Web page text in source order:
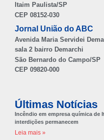
Itaim Paulista/SP
CEP 08152-030
Jornal União do ABC
Avenida Maria Servidei
sala 2 bairro Demarchi
São Bernardo do Campo/SP
CEP 09820-000
Últimas Notícias
Incêndio em empresa química de
interdições permanecem
Leia mais »